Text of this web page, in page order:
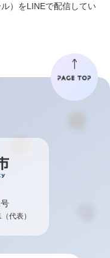
）をLINEで配信してい
（代表）